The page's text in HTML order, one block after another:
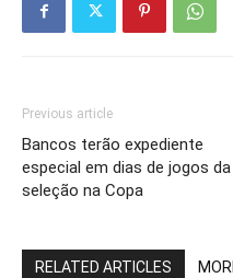
Previous article
Bancos terão expediente
especial em dias de jogos da
seleção na Copa
RELATED ARTICLES